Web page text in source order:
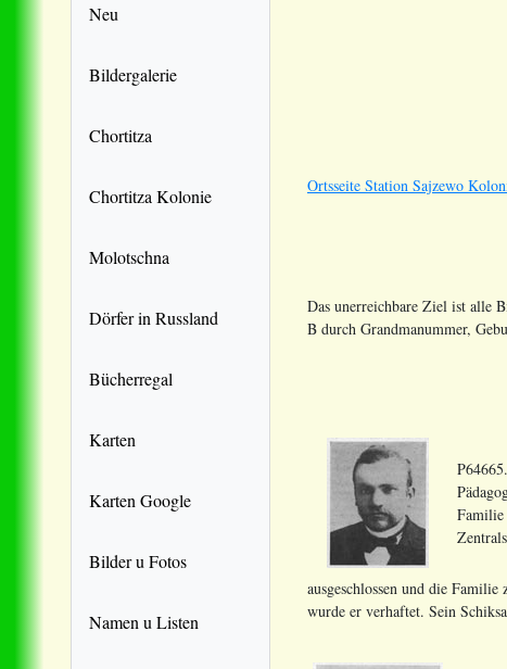
Neu
Bildergalerie
Chortitza
Chortitza Kolonie
Molotschna
Dörfer in Russland
Bücherregal
Karten
Karten Google
Bilder u Fotos
Namen u Listen
Ortsseite Station Sajzewo
Das unerreichbare Ziel ist alle
B durch Grandmanummer,
Familie
ausgeschlossen und die
wurde er verhaftet. Sein